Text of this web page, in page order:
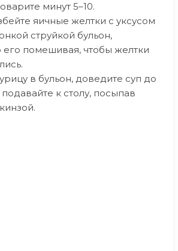
минут 5–10.
яичные желтки с уксусом
струйкой бульон,
его помешивая, чтобы желтки
в бульон, доведите суп до
к столу, посыпав